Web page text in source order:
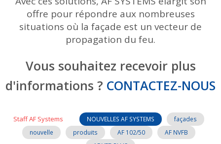
offre pour répondre aux nombreuses
situations où la façade est un vecteur de
propagation du feu.
Vous souhaitez recevoir plus
d'informations ? CONTACTEZ-NOUS
Staff AF Systems NOUVELLES AF SYSTEMS
façades
nouvelle
produits AF 102/50
AF NVFB